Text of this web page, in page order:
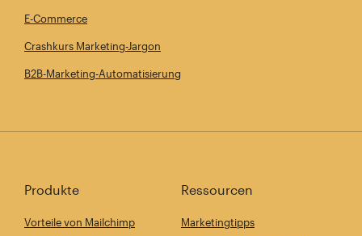
E-Commerce
Crashkurs Marketing-Jargon
B2B-Marketing-Automatisierung
Produkte
Vorteile von Mailchimp
Ressourcen
Marketingtipps